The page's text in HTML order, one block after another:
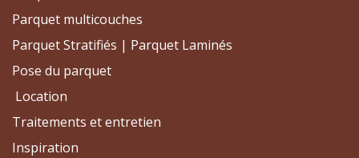
Parquet multicouches
Parquet Stratifiés | Parquet Laminés
Pose du parquet
Location
Traitements et entretien
Inspiration